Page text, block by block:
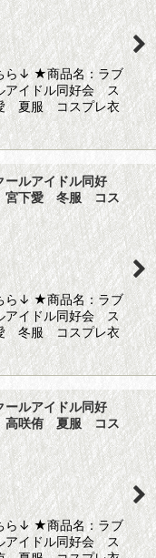
ら↓ ★商品名：ラブ
アイドル同好会 ス
夏服 コスプレ衣
ールアイドル同好
下愛 冬服 コス
ら↓ ★商品名：ラブ
アイドル同好会 ス
冬服 コスプレ衣
ールアイドル同好
咲侑 夏服 コス
ら↓ ★商品名：ラブ
アイドル同好会 ス